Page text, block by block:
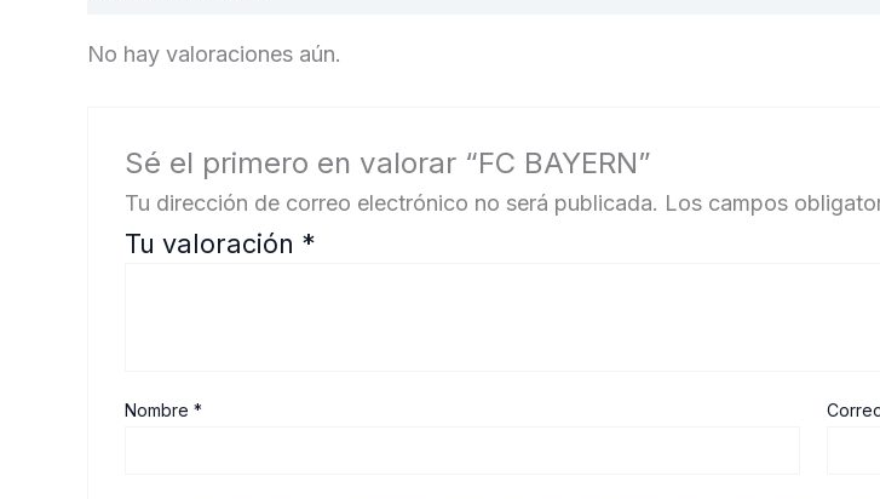
No hay valoraciones aún.
Sé el primero en valorar “FC BAYERN”
Tu dirección de correo electrónico no será publicada. Los campos
Tu valoración *
Nombre*